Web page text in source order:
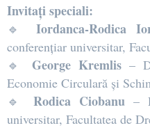
Invitați speciali:
🔹 Iordanca-Rodica
conferențiar universitar,
🔹 George Kremlis–
Economie Circulară și
🔹 Rodica Ciobanu–
universitar, Facultatea de